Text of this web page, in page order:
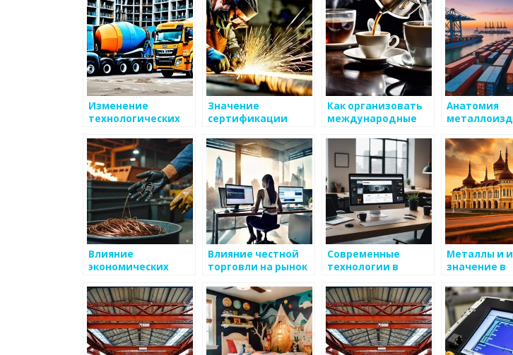
Изменение
технологических
производстве
металлоизделий
Значение
сертификации
Как организовать
международные
металлоизделий
Анатомия
Влияние
экономических
металлоизделий
Влияние честной
торговли на рынок
Современные
технологии в
металлоизделий
Металлы и
значение в
консервной
упаковки